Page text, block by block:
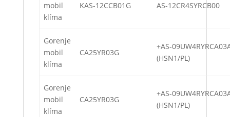
mobil
klíma
KAS-12CCB01G AS-12CR4SYRCB00
Gorenje
mobil
klíma
CA25YR03G
+AS-
(HSN1/PL)
Gorenje
mobil
klíma
CA25YR03G
+AS-
(HSN1/PL)